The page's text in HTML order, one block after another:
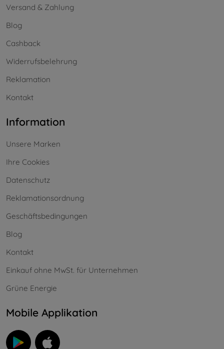
Versand & Zahlung
Blog
Cashback
Widerrufsbelehrung
Reklamation
Kontakt
Information
Unsere Marken
Ihre Cookies
Datenschutz
Reklamationsordnung
Geschäftsbedingungen
Blog
Kontakt
Einkauf ohne MwSt. für Unternehmen
Grüne Energie
Mobile Applikation